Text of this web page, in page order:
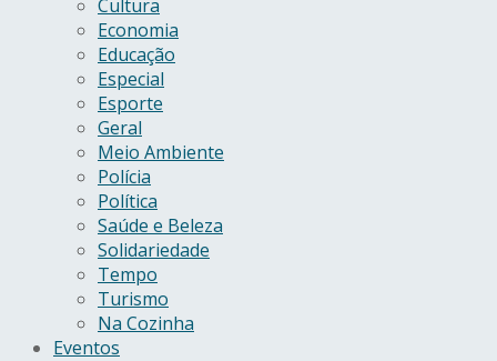
Cultura
Economia
Educação
Especial
Esporte
Geral
Meio Ambiente
Polícia
Política
Saúde e Beleza
Solidariedade
Tempo
Turismo
Na Cozinha
Eventos